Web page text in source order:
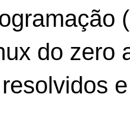
do zero